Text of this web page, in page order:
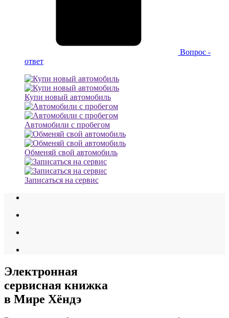
Вопрос -
ответ
Купи новый автомобиль
Автомобили с пробегом
Обменяй свой автомобиль
Записаться на сервис
Электронная
сервисная книжка
в Мире Хёндэ